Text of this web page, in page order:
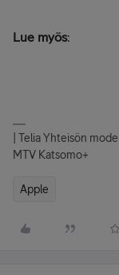
Lue myös:
| Telia Yhteisön
MTV Katsomo+
Apple